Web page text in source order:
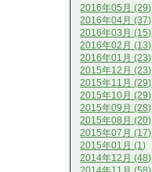
2016年05月 (29)
2016年04月 (37)
2016年03月 (15)
2016年02月 (13)
2016年01月 (23)
2015年12月 (23)
2015年11月 (29)
2015年10月 (29)
2015年09月 (28)
2015年08月 (20)
2015年07月 (17)
2015年01月 (1)
2014年12月 (48)